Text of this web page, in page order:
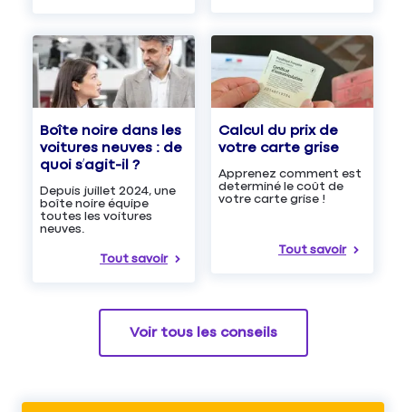
Boîte noire dans les
voitures neuves : de
quoi s’agit-il ?
Depuis juillet 2024, une
boîte noire équipe
toutes les voitures
neuves.
Tout savoir
Calcul du prix de
votre carte grise
Apprenez comment est
determiné le coût de
votre carte grise !
Tout savoir
Voir tous les conseils